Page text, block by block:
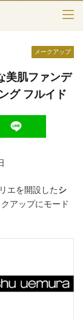
索
メークアップ
美肌ファンデ
グ フルイド
エを開設したシ
アップにモード